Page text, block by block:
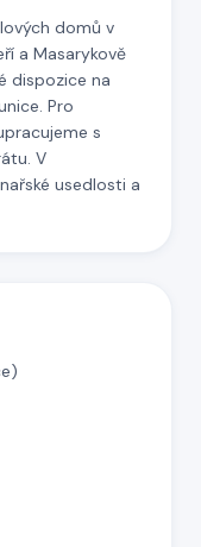
domů v
a Masarykově
dispozice na
Pro
s
V
usedlosti a